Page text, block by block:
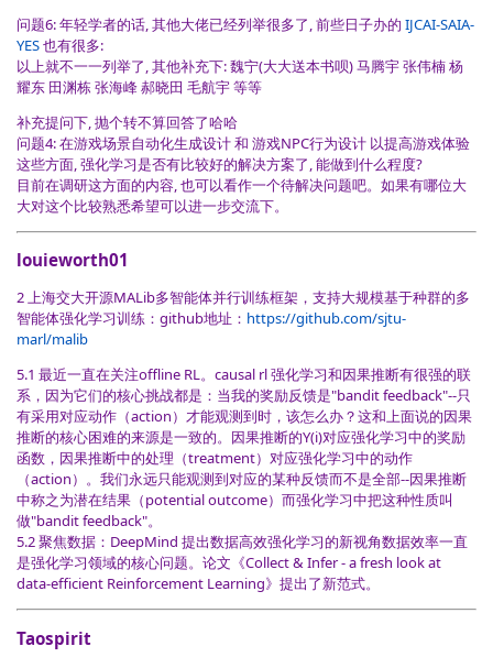
问题6: 年轻学者的话, 其他大佬已经列举很多了, 前些日子办的 IJCAI-SAIA-
YES也有很多:
以上就不一一列举了, 其他补充下: 魏宁(大大送本书呗) 马腾宇 张伟楠 杨
耀东 田渊栋 张海峰 郝晓田 毛航宇 等等
补充提问下, 抛个转不算回答了哈哈
问题4: 在游戏场景自动化生成设计 和 游戏NPC行为设计 以提高游戏体验
这些方面, 强化学习是否有比较好的解决方案了, 能做到什么程度?
目前在调研这方面的内容, 也可以看作一个待解决问题吧。如果有哪位大
大对这个比较熟悉希望可以进一步交流下。
louieworth01
2 上海交大开源MALib多智能体并行训练框架，支持大规模基于种群的多
智能体强化学习训练：github地址： https://github.com/sjtu-
marl/malib
5.1 最近一直在关注offline RL。causal rl 强化学习和因果推断有很强的联
系，因为它们的核心挑战都是：当我的奖励反馈是"bandit feedback"--只
有采用对应动作（action）才能观测到时，该怎么办？这和上面说的因果
推断的核心困难的来源是一致的。因果推断的Y(i)对应强化学习中的奖励
函数，因果推断中的处理（treatment）对应强化学习中的动作
（action）。我们永远只能观测到对应的某种反馈而不是全部--因果推断
中称之为潜在结果（potential outcome）而强化学习中把这种性质叫
做"bandit feedback"。
5.2 聚焦数据：DeepMind 提出数据高效强化学习的新视角数据效率一直
是强化学习领域的核心问题。论文《Collect & Infer - a fresh look at
data-efficient Reinforcement Learning》提出了新范式。
Taospirit